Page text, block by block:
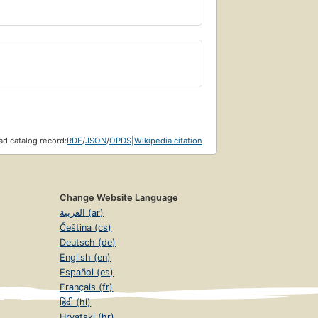
catalog record:RDF/JSON/OPDS Wikipedia citation
Change Website Language
العربية (ar)
Čeština (cs)
Deutsch (de)
English (en)
Español (es)
Français (fr)
हिंदी (hi)